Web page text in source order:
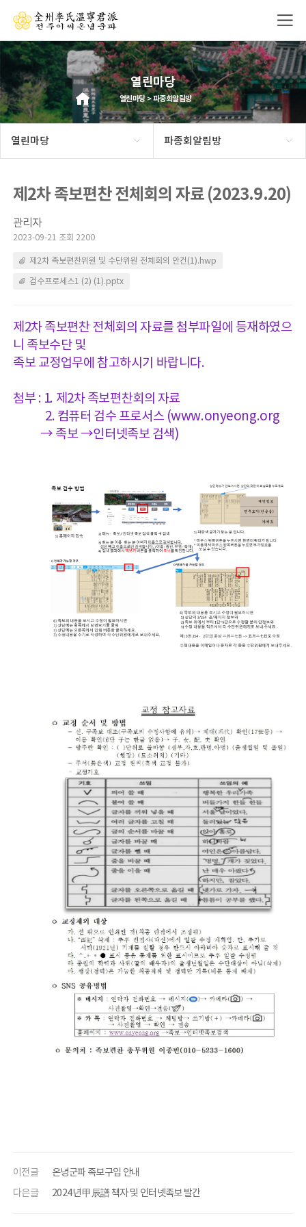
열린마당
열린마당 > 파종회알림방
열린마당 파종회알림방
제2차 족보편찬 전체회의 자료 (2023.9.20)
관리자
2023-09-21 조회 2200
제2차 족보편찬위원 및 수단위원 전체회의 안건(1).hwp
검수프로세스1 (2) (1).pptx
제2차 족보편찬 전체회의 자료를 첨부파일에 등재하였으
니 족보수단 및
족보 교정업무에 참고하시기 바랍니다.
첨부 : 1. 제2차 족보편찬회의 자료
2. 컴퓨터 검수 프로서스 (www.onyeong.org
→ 족보 →인터넷족보 검색)
이전글
온녕군파 족보구입 안내
다은글
2024년 甲辰譜 책자 및 인터넷족보 발간